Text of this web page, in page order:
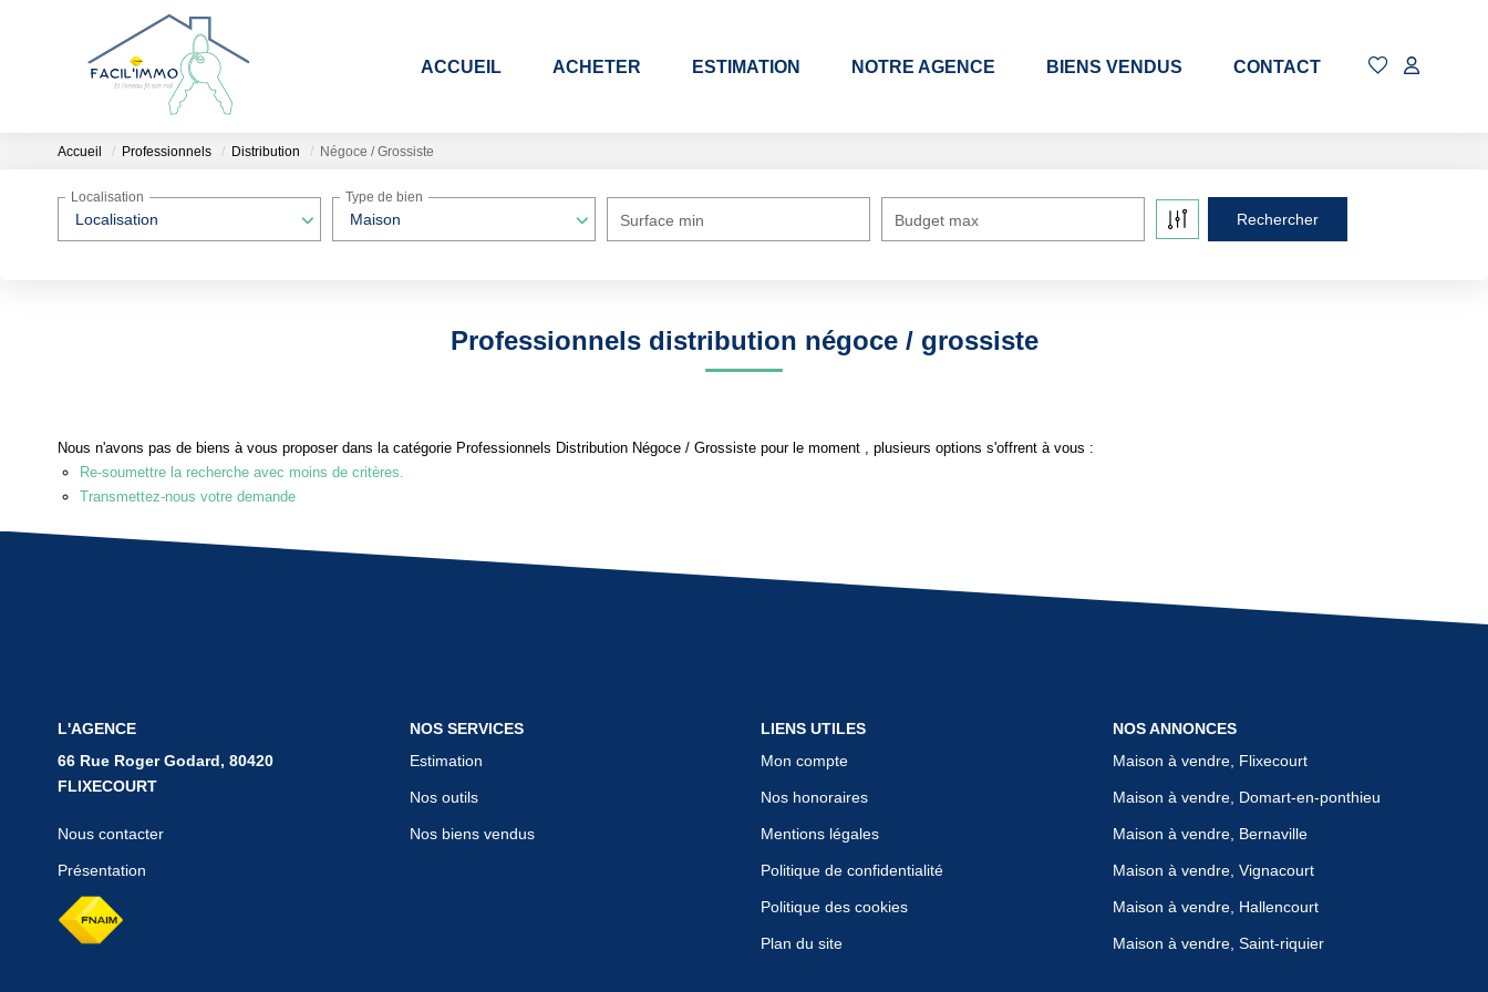
ACCUEIL ACHETER ESTIMATION NOTRE AGENCE BIENS VENDUS CONTACT
Accueil Professionnels Distribution Négoce / Grossiste
Localisation
Localisation
Maison
Type de bien
Surface min Budget max
Professionnels distribution négoce / grossiste
Nous n'avons pas de biens à vous proposer dans la catégorie Professionnels Distribution Négoce / Grossiste pour le moment , plusieurs options s'offrent à vous :
Re-soumettre la recherche avec moins de critères.
Transmettez-nous votre demande
L'AGENCE
66 Rue Roger Godard, 80420
FLIXECOURT
Nous contacter
Présentation
NOS SERVICES
Estimation
Nos outils
Nos biens vendus
LIENS UTILES
Mon compte
Nos honoraires
Mentions légales
Politique de confidentialité
Politique des cookies
Plan du site
NOS ANNONCES
Maison à vendre, Flixecourt
Maison à vendre, Domart-en-ponthieu
Maison à vendre, Bernaville
Maison à vendre, Vignacourt
Maison à vendre, Hallencourt
Maison à vendre, Saint-riquier